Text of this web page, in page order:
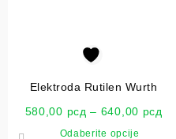
Elektroda Rutilen Wurth
580,00 рсд – 640,00 рсд
Odaberite opcije